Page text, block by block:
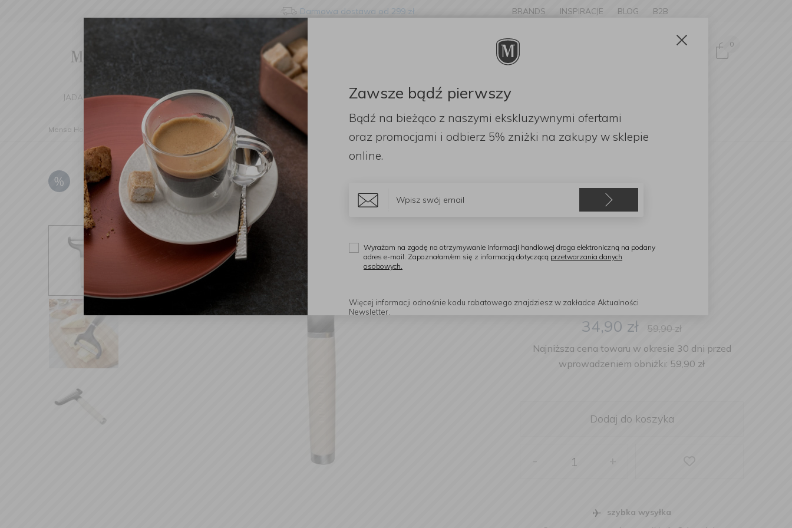
Darmowa dostawa od 299 zł BRANDS INSPIRACJE BLOG B2B
0
JADALNIA KUCHNIA DOM DEKORACJE ZAPACHY DODATKI OGRÓD
Mensa Home Noże i akcesoria Noże Nóż Coreline do sera Almond Cream
Nóż Coreline do sera Almond
34,90 zł 59,90zł
Najniższa cena towaru w okresie 30 dni przed
wprowadzeniem obniżki: 59,90 zł
Dodaj do koszyka
- +
szybka wysyłka
Change language?
We've detected that your browser language is not Polish. Would you like to
switch to the English version of our website?
Stay here Switch to English
Zawsze bądź pierwszy
Bądź na bieżąco z naszymi ekskluzywnymi ofertami
oraz promocjami i odbierz 5% zniżki na zakupy w sklepie
online.
Wyrażam na zgodę na otrzymywanie informacji handlowej droga elektroniczną na podany
adres e-mail. Zapoznałam/em się z informacją dotyczącą przetwarzania danych
osobowych.
Więcej informacji odnośnie kodu rabatowego znajdziesz w zakładce Aktualności
Newsletter.